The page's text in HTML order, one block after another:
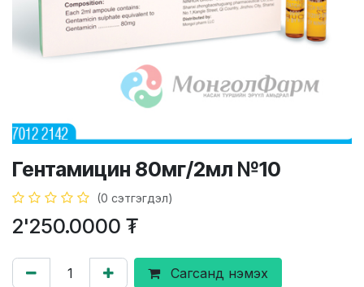
Гентамицин 80мг/2мл №10
(0 сэтгэгдэл)
2'250.0000 ₮
Сагсанд нэмэх